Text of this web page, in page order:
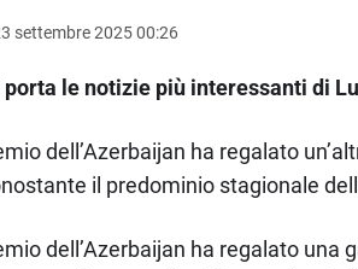
settembre 2025 00:26
porta le notizie più interessanti di
dell’Azerbaijan ha regalato
il predominio stagionale
dell’Azerbaijan ha regalato